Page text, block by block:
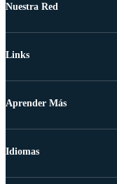
Nuestra Red
Links
Aprender Más
Idiomas